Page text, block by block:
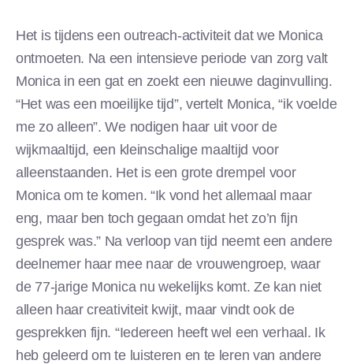
Het is tijdens een outreach-activiteit dat we Monica
ontmoeten. Na een intensieve periode van zorg valt
Monica in een gat en zoekt een nieuwe daginvulling.
“Het was een moeilijke tijd”, vertelt Monica, “ik voelde
me zo alleen”. We nodigen haar uit voor de
wijkmaaltijd, een kleinschalige maaltijd voor
alleenstaanden. Het is een grote drempel voor
Monica om te komen. “Ik vond het allemaal maar
eng, maar ben toch gegaan omdat het zo’n fijn
gesprek was.” Na verloop van tijd neemt een andere
deelnemer haar mee naar de vrouwengroep, waar
de 77-jarige Monica nu wekelijks komt. Ze kan niet
alleen haar creativiteit kwijt, maar vindt ook de
gesprekken fijn. “Iedereen heeft wel een verhaal. Ik
heb geleerd om te luisteren en te leren van andere